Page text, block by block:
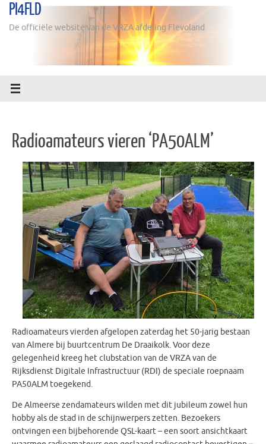
PI4FLD
De officiële website van de VRZA afdeling Flevoland
Radioamateurs vieren ‘PA50ALM’
Radioamateurs vierden afgelopen zaterdag het 50-jarig bestaan
van Almere bij buurtcentrum De Draaikolk. Voor deze
gelegenheid kreeg het clubstation van de VRZA van de
Rijksdienst Digitale Infrastructuur (RDI) de speciale roepnaam
PA50ALM toegekend.
De Almeerse zendamateurs wilden met dit jubileum zowel hun
hobby als de stad in de schijnwerpers zetten. Bezoekers
ontvingen een bijbehorende QSL-kaart – een soort ansichtkaart